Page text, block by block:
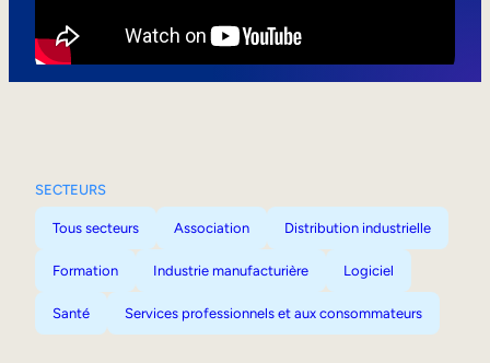
SECTEURS
Tous secteurs Association Distribution industrielle
Formation Industrie manufacturière Logiciel
Santé Services professionnels et aux consommateurs